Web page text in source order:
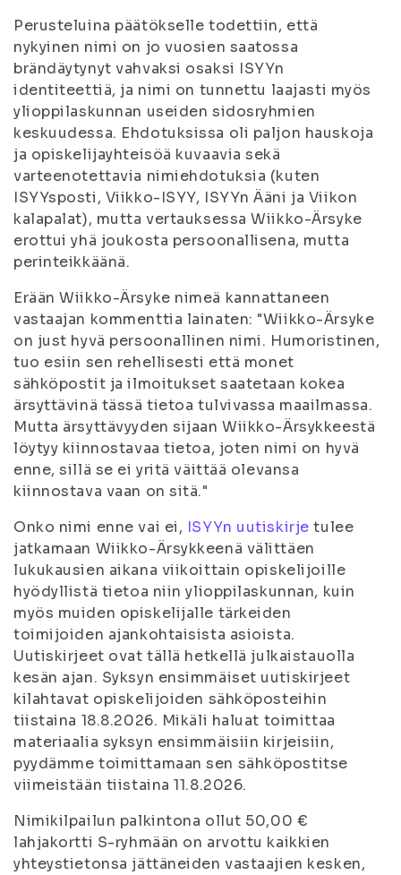
Perusteluina päätökselle todettiin, että
nykyinen nimi on jo vuosien saatossa
brändäytynyt vahvaksi osaksi ISYYn
identiteettiä, ja nimi on tunnettu laajasti myös
ylioppilaskunnan useiden sidosryhmien
keskuudessa. Ehdotuksissa oli paljon hauskoja
ja opiskelijayhteisöä kuvaavia sekä
varteenotettavia nimiehdotuksia (kuten
ISYYsposti, Viikko-ISYY, ISYYn Ääni ja Viikon
kalapalat), mutta vertauksessa Wiikko-Ärsyke
erottui yhä joukosta persoonallisena, mutta
perinteikkäänä.
Erään Wiikko-Ärsyke nimeä kannattaneen
vastaajan kommenttia lainaten: "Wiikko-Ärsyke
on just hyvä persoonallinen nimi. Humoristinen,
tuo esiin sen rehellisesti että monet
sähköpostit ja ilmoitukset saatetaan kokea
ärsyttävinä tässä tietoa tulvivassa maailmassa.
Mutta ärsyttävyyden sijaan Wiikko-Ärsykkeestä
löytyy kiinnostavaa tietoa, joten nimi on hyvä
enne, sillä se ei yritä väittää olevansa
kiinnostava vaan on sitä."
Onko nimi enne vai ei, ISYYn uutiskirje tulee
jatkamaan Wiikko-Ärsykkeenä välittäen
lukukausien aikana viikoittain opiskelijoille
hyödyllistä tietoa niin ylioppilaskunnan, kuin
myös muiden opiskelijalle tärkeiden
toimijoiden ajankohtaisista asioista.
Uutiskirjeet ovat tällä hetkellä julkaistauolla
kesän ajan. Syksyn ensimmäiset uutiskirjeet
kilahtavat opiskelijoiden sähköposteihin
tiistaina 18.8.2026. Mikäli haluat toimittaa
materiaalia syksyn ensimmäisiin kirjeisiin,
pyydämme toimittamaan sen sähköpostitse
viimeistään tiistaina 11.8.2026.
Nimikilpailun palkintona ollut 50,00 €
lahjakortti S-ryhmään on arvottu kaikkien
yhteystietonsa jättäneiden vastaajien kesken,